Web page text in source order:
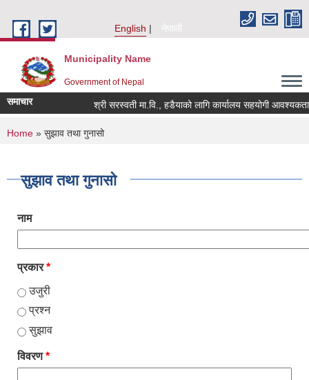
English
नेपाली
Municipality Name
Government of Nepal
समाचार श्री सरस्वती मा.वि., हडैयाको लागि कार्यालय सहयोगी आवश्यकता
You are here
Home » सुझाव तथा गुनासो
सुझाव तथा गुनासो
नाम
प्रकार*
उजुरी
प्रश्न
सुझाव
विवरण*